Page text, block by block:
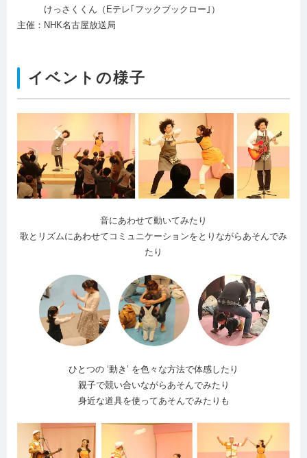
けっさくくん（Eテレ｢フックブックロー｣）
主催：NHK名古屋放送局
イベントの様子
音にあわせて動いてみたり
歌とリズムにあわせてコミュニケーションをとりながらあそんでみ
たり
ひとつの ‘動き’ を色々な方法で体感したり
親子で競い合いながらあそんでみたり
身近な道具を使ってあそんでみたりも